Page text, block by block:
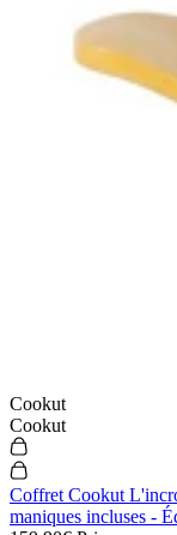
Cookut
Cookut
Coffret Cookut
maniques incluses -